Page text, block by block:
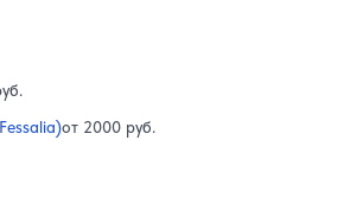
от 2000 руб.